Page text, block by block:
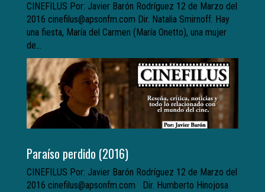
CINEFILUS Por: Javier Barón Rodríguez 12 de Marzo del
2016 cinefilus@apsonfm.com Dir. Natalia Smirnoff. Hay
una fiesta, María del Carmen (María Onetto), una mujer
de...
Paraíso perdido (2016)
CINEFILUS Por: Javier Barón Rodríguez 12 de Marzo del
2016 cinefilus@apsonfm.com Dir. Humberto Hinojosa